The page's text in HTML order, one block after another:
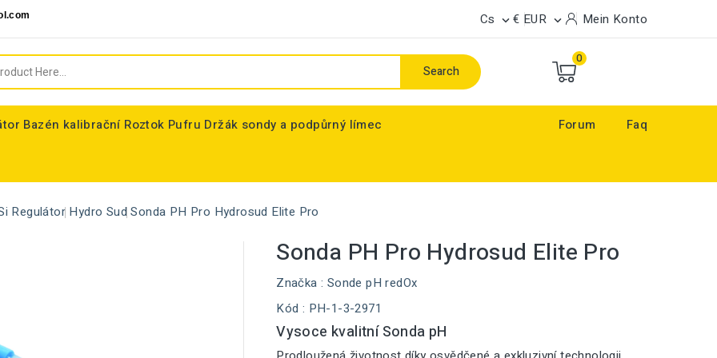
Cs € EUR  Mein Konto
Search
0
Bazén kalibrační Roztok Pufru Držák sondy a podpůrný límec Forum Faq
Regulátor Hydro Sud Sonda PH Pro Hydrosud Elite Pro
Sonda PH Pro Hydrosud Elite Pro
Značka : Sonde pH redOx
Kód : PH-1-3-2971
Vysoce kvalitní Sonda pH